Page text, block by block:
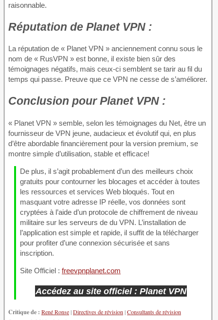
raisonnable.
Réputation de Planet VPN :
La réputation de « Planet VPN » anciennement connu sous le
nom de « RusVPN » est bonne, il existe bien sûr des
témoignages négatifs, mais ceux-ci semblent se tarir au fil du
temps qui passe. Preuve que ce VPN ne cesse de s’améliorer.
Conclusion pour Planet VPN :
« Planet VPN » semble, selon les témoignages du Net, être un
fournisseur de VPN jeune, audacieux et évolutif qui, en plus
d’être abordable financièrement pour la version premium, se
montre simple d’utilisation, stable et efficace!
De plus, il s’agit probablement d’un des meilleurs choix
gratuits pour contourner les blocages et accéder à toutes
les ressources et services Web bloqués. Tout en
masquant votre adresse IP réelle, vos données sont
cryptées à l’aide d’un protocole de chiffrement de niveau
militaire sur les serveurs de du VPN. L’installation de
l’application est simple et rapide, il suffit de la télécharger
pour profiter d’une connexion sécurisée et sans
inscription.
Site Officiel : freevpnplanet.com
Accédez au site officiel : Planet VPN
Critique de : René Ronse|Directives de révision|Consultants de révision